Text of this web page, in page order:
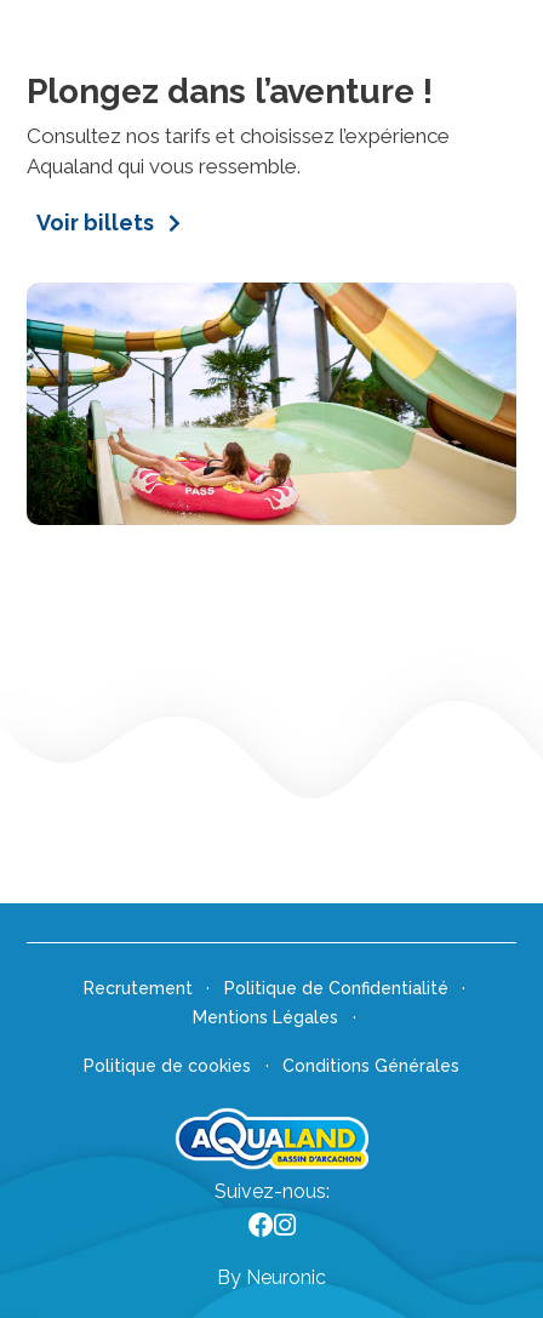
Plongez dans l’aventure !
Consultez nos tarifs et choisissez l’expérience
Aqualand qui vous ressemble.
Voir billets
Recrutement
Politique de Confidentialité
Mentions Légales
Politique de cookies Conditions Générales
Suivez-nous:
By Neuronic